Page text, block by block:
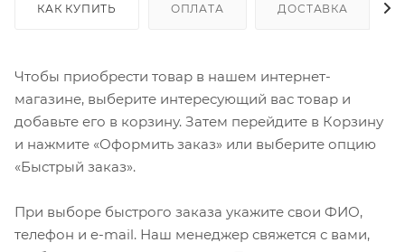
КАК КУПИТЬ ОПЛАТА ДОСТАВКА
Чтобы приобрести товар в нашем интернет-
магазине, выберите интересующий вас товар и
добавьте его в корзину. Затем перейдите в Корзину
и нажмите «Оформить заказ» или выберите опцию
«Быстрый заказ».
При выборе быстрого заказа укажите свои ФИО,
телефон и e-mail. Наш менеджер свяжется с вами,